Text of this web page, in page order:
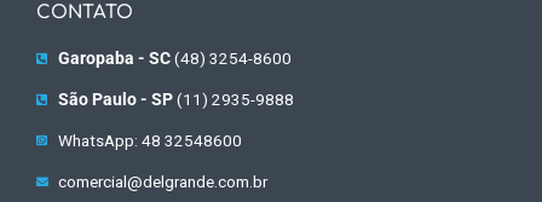
CONTATO
Garopaba - SC(48) 3254-8600
São Paulo - SP(11) 2935-9888
WhatsApp: 48 32548600
comercial@delgrande.com.br